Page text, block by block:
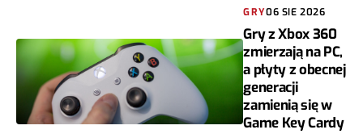
GRY06 SIE 2026
Gry z Xbox 360
zmierzają na PC,
a płyty z obecnej
generacji
zamienią się w
Game Key Cardy